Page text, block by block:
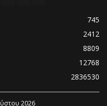
745
2412
8809
12768
2836530
2026